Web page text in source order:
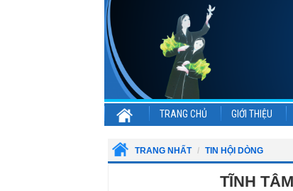
TRANG CHỦ GIỚI THIỆU
TRANG NHẤT TIN HỘI DÒNG
TĨNH